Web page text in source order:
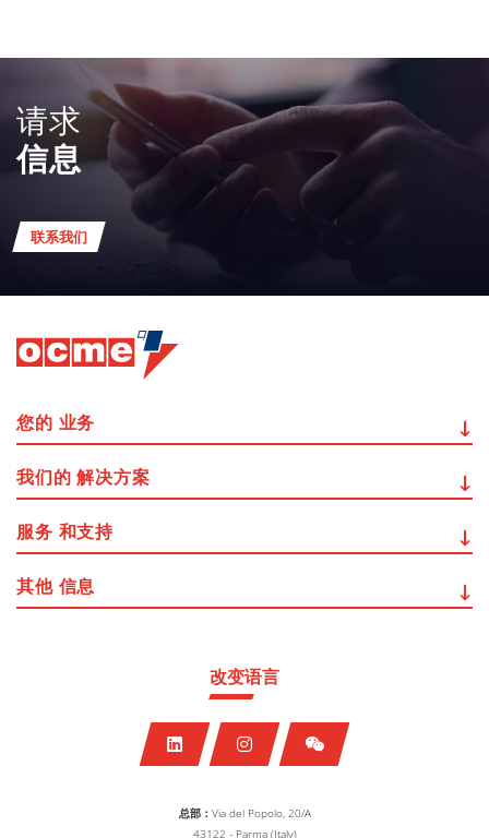
请求
信息
联系我们
总部： Via del Popolo, 20/A
43122 - Parma (Italy)
改变语言
您的 业务
我们的 解决方案
服务 和支持
其他 信息